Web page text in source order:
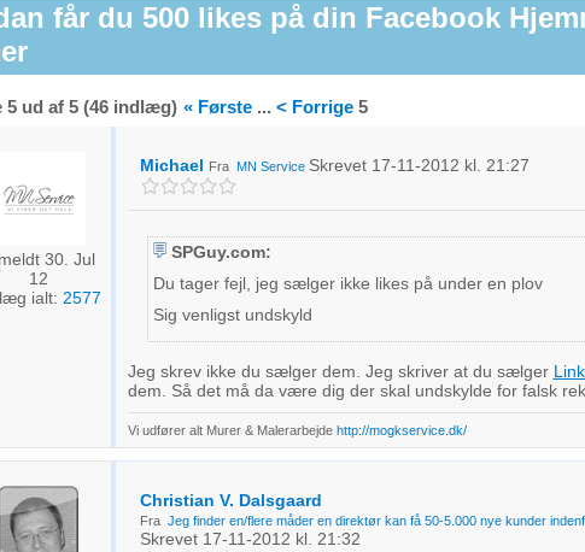
får du 500 likes på din Facebook
5 ud af 5 (46 indlæg) « Første ... < Forrige 5
30. Jul
12
ialt: 2577
Michael Fra MN Service Skrevet 17-11-2012 kl. 21:27
SPGuy.com:
Du tager fejl, jeg sælger ikke likes på under en plov
Sig venligst undskyld
Jeg skrev ikke du sælger dem. Jeg skriver at du sælger
dem. Så det må da være dig der skal undskylde for falsk
Vi udfører alt Murer & Malerarbejde http://mogkservice.dk/
Christian V. Dalsgaard
Fra Jeg finder en/flere måder en direktør kan få 50-5.000 nye kunder
Skrevet 17-11-2012 kl. 21:32